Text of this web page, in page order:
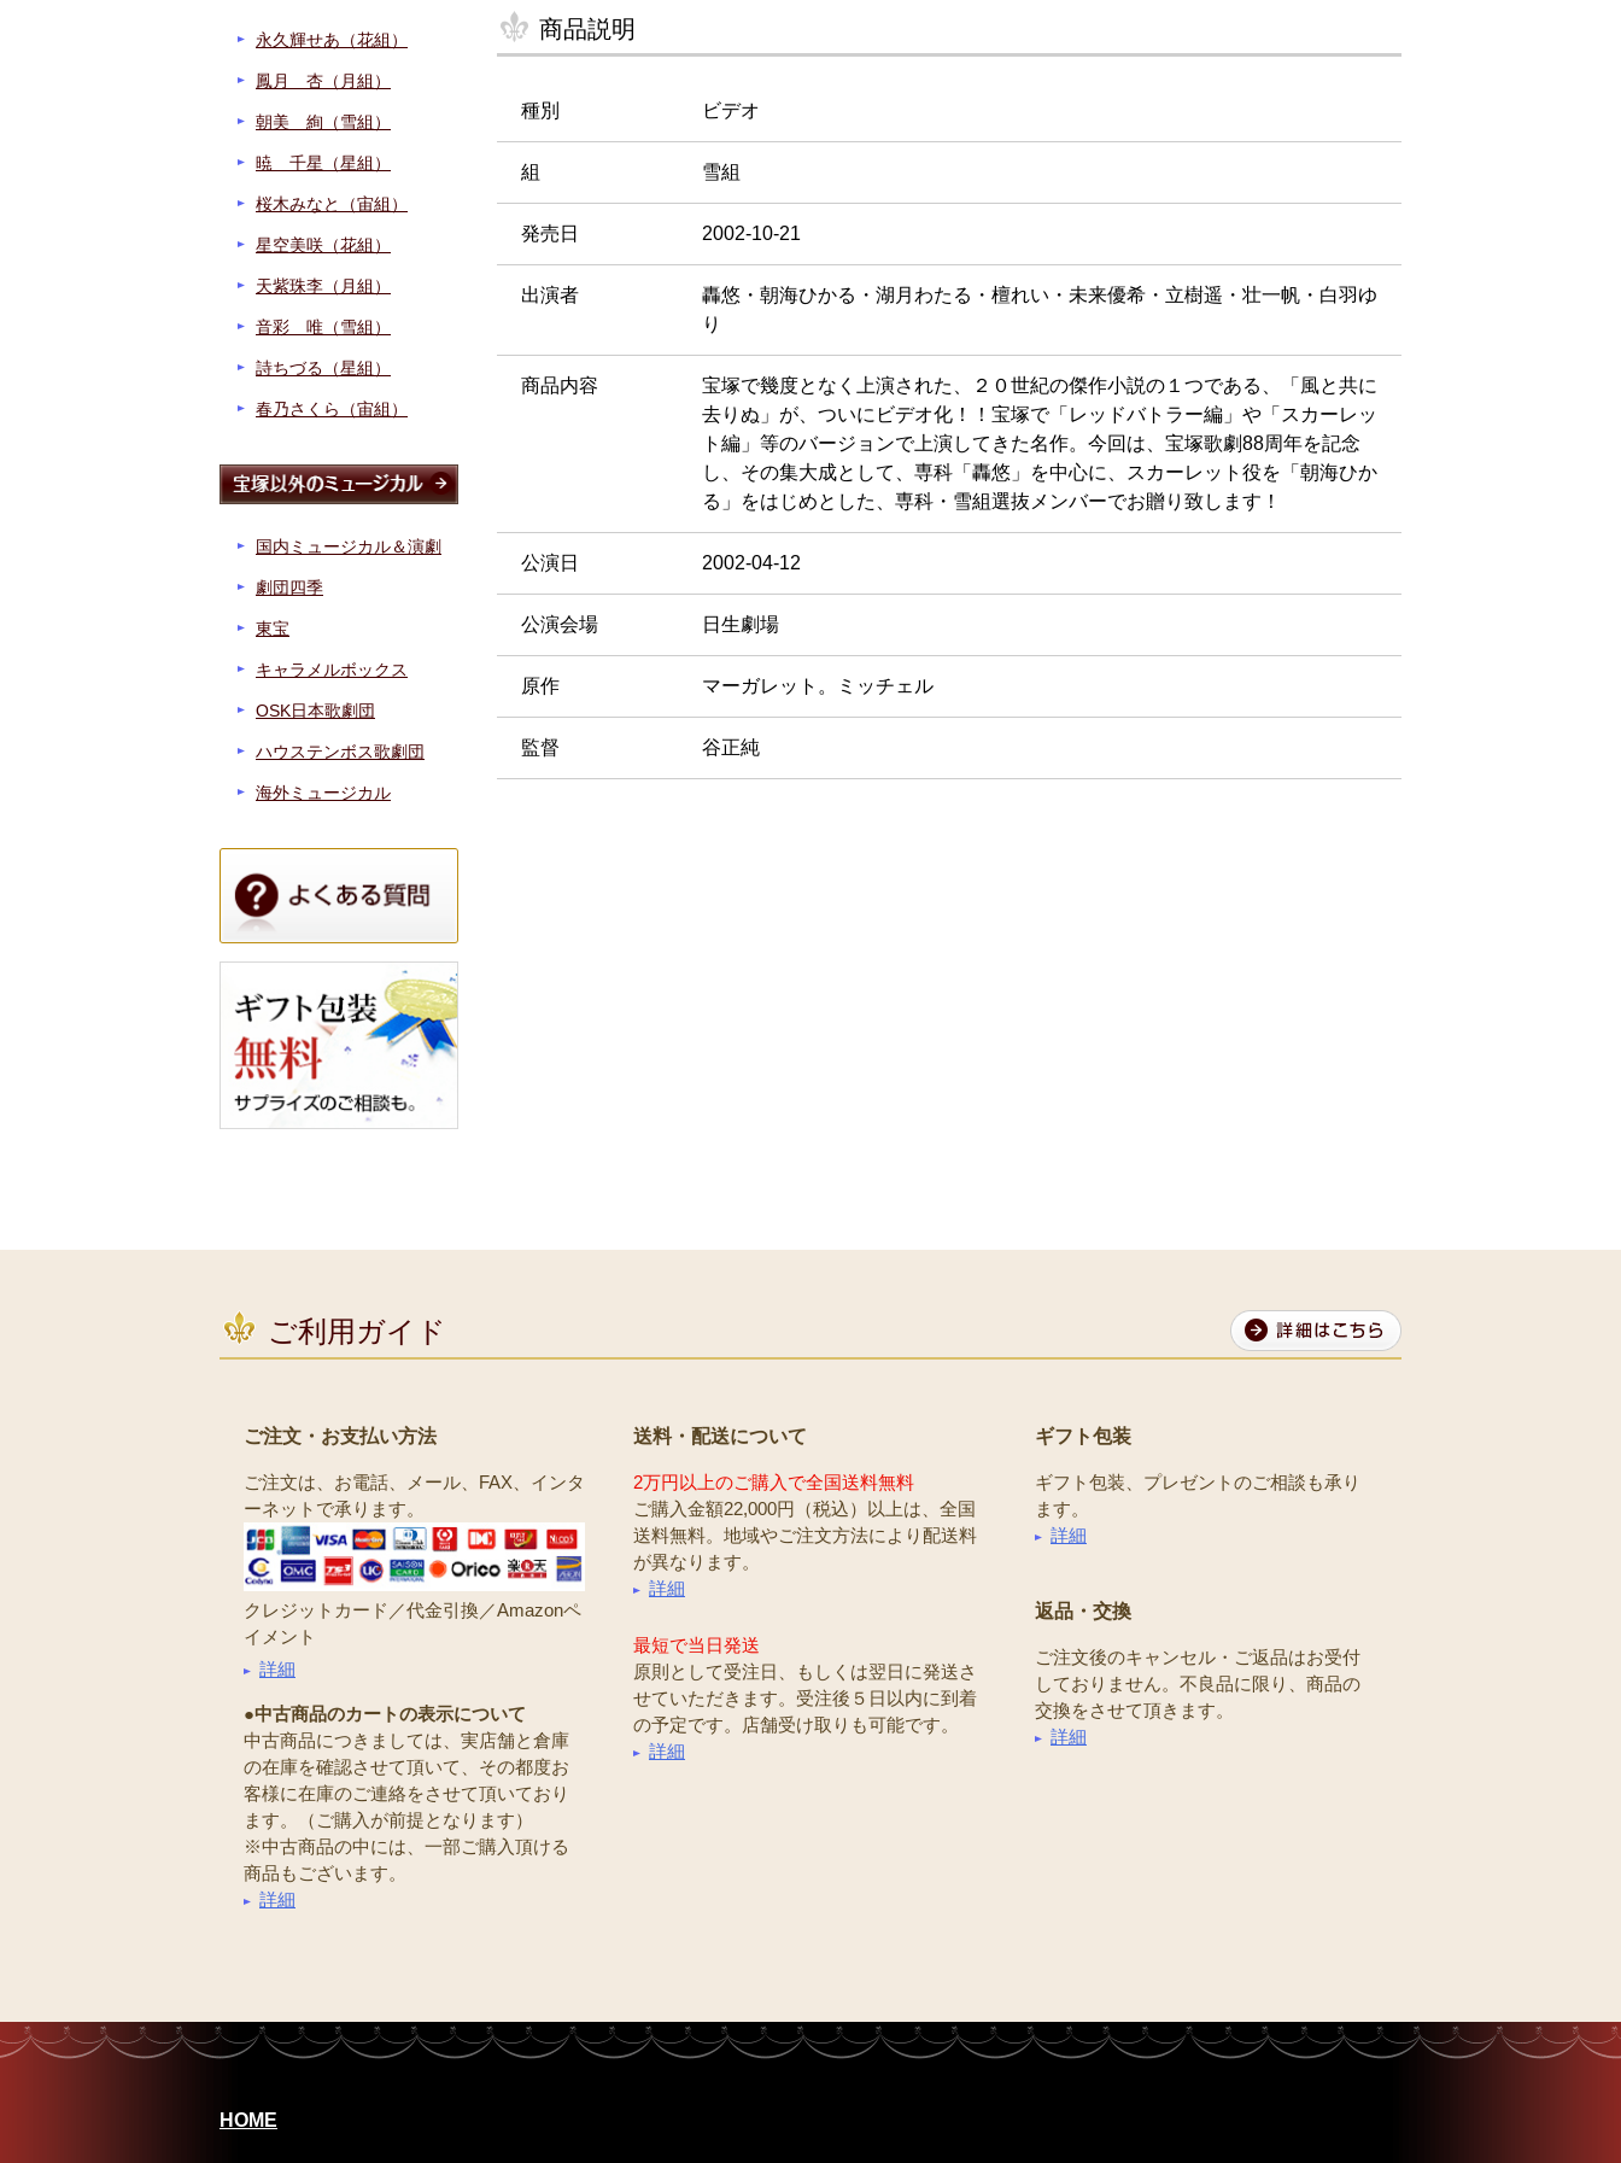
商品説明
種別 ビデオ
組 雪組
発売日 2002-10-21
出演者
轟悠・朝海ひかる・湖月わたる・檀れい・未来優希・立樹遥・壮一帆・白羽ゆ
り
商品内容
宝塚で幾度となく上演された、２０世紀の傑作小説の１つである、「風と共に
去りぬ」が、ついにビデオ化！！宝塚で「レッドバトラー編」や「スカーレッ
ト編」等のバージョンで上演してきた名作。今回は、宝塚歌劇88周年を記念
し、その集大成として、専科「轟悠」を中心に、スカーレット役を「朝海ひか
る」をはじめとした、専科・雪組選抜メンバーでお贈り致します！
公演日 2002-04-12
公演会場 日生劇場
原作 マーガレット。ミッチェル
監督 谷正純
永久輝せあ（花組）
鳳月 杏（月組）
朝美 絢（雪組）
暁 千星（星組）
桜木みなと（宙組）
星空美咲（花組）
天紫珠李（月組）
音彩 唯（雪組）
詩ちづる（星組）
春乃さくら（宙組）
国内ミュージカル＆演劇
劇団四季
東宝
キャラメルボックス
OSK日本歌劇団
ハウステンボス歌劇団
海外ミュージカル
ご利用ガイド
ご注文・お支払い方法
ご注文は、お電話、メール、FAX、インタ
ーネットで承ります。
クレジットカード／代金引換／Amazonペ
イメント
詳細
●中古商品のカートの表示について
中古商品につきましては、実店舗と倉庫
の在庫を確認させて頂いて、その都度お
客様に在庫のご連絡をさせて頂いており
ます。（ご購入が前提となります）
※中古商品の中には、一部ご購入頂ける
商品もございます。
詳細
送料・配送について
2万円以上のご購入で全国送料無料
ご購入金額22,000円（税込）以上は、全国
送料無料。地域やご注文方法により配送料
が異なります。
詳細
最短で当日発送
原則として受注日、もしくは翌日に発送さ
せていただきます。受注後５日以内に到着
の予定です。店舗受け取りも可能です。
詳細
ギフト包装
ギフト包装、プレゼントのご相談も承り
ます。
詳細
返品・交換
ご注文後のキャンセル・ご返品はお受付
しておりません。不良品に限り、商品の
交換をさせて頂きます。
詳細
HOME